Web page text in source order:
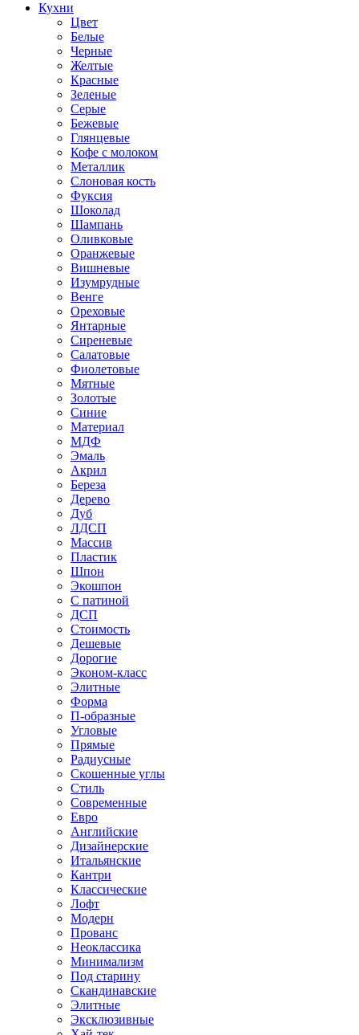
Кухни
Цвет
Белые
Черные
Желтые
Красные
Зеленые
Серые
Бежевые
Глянцевые
Кофе с молоком
Металлик
Слоновая кость
Фуксия
Шоколад
Шампань
Оливковые
Оранжевые
Вишневые
Изумрудные
Венге
Ореховые
Янтарные
Сиреневые
Салатовые
Фиолетовые
Мятные
Золотые
Синие
Материал
МДФ
Эмаль
Акрил
Береза
Дерево
Дуб
ЛДСП
Массив
Пластик
Шпон
Экошпон
С патиной
ДСП
Стоимость
Дешевые
Дорогие
Эконом-класс
Элитные
Форма
П-образные
Угловые
Прямые
Радиусные
Скошенные углы
Стиль
Современные
Евро
Английские
Дизайнерские
Итальянские
Кантри
Классические
Лофт
Модерн
Прованс
Неоклассика
Минимализм
Под старину
Скандинавские
Элитные
Эксклюзивные